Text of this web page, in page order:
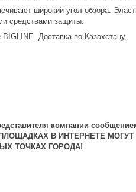
широкий угол обзора.
средствами защиты.
Доставка по Казахстану.
компании
В ИНТЕРНЕТЕ
ТОЧКАХ ГОРОДА!